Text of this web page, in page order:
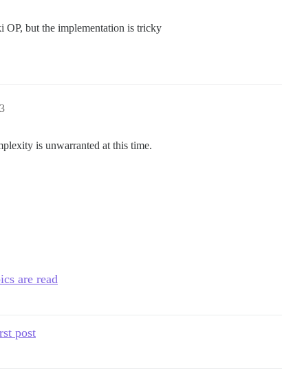
but the implementation is tricky
is unwarranted at this time.
are read
post